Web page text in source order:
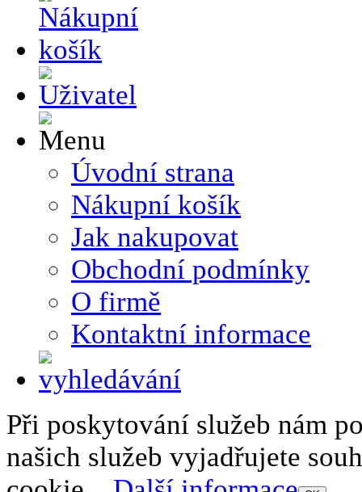
Úvodní strana
Nákupní košík
Jak nakupovat
Obchodní podmínky
O firmě
Kontaktní informace
Při poskytování služeb nám
našich služeb vyjadřujete